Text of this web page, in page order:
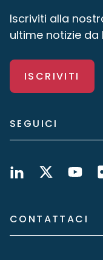
Iscriviti alla
ultime notizie da
ISCRIVITI
SEGUICI
CONTATTACI